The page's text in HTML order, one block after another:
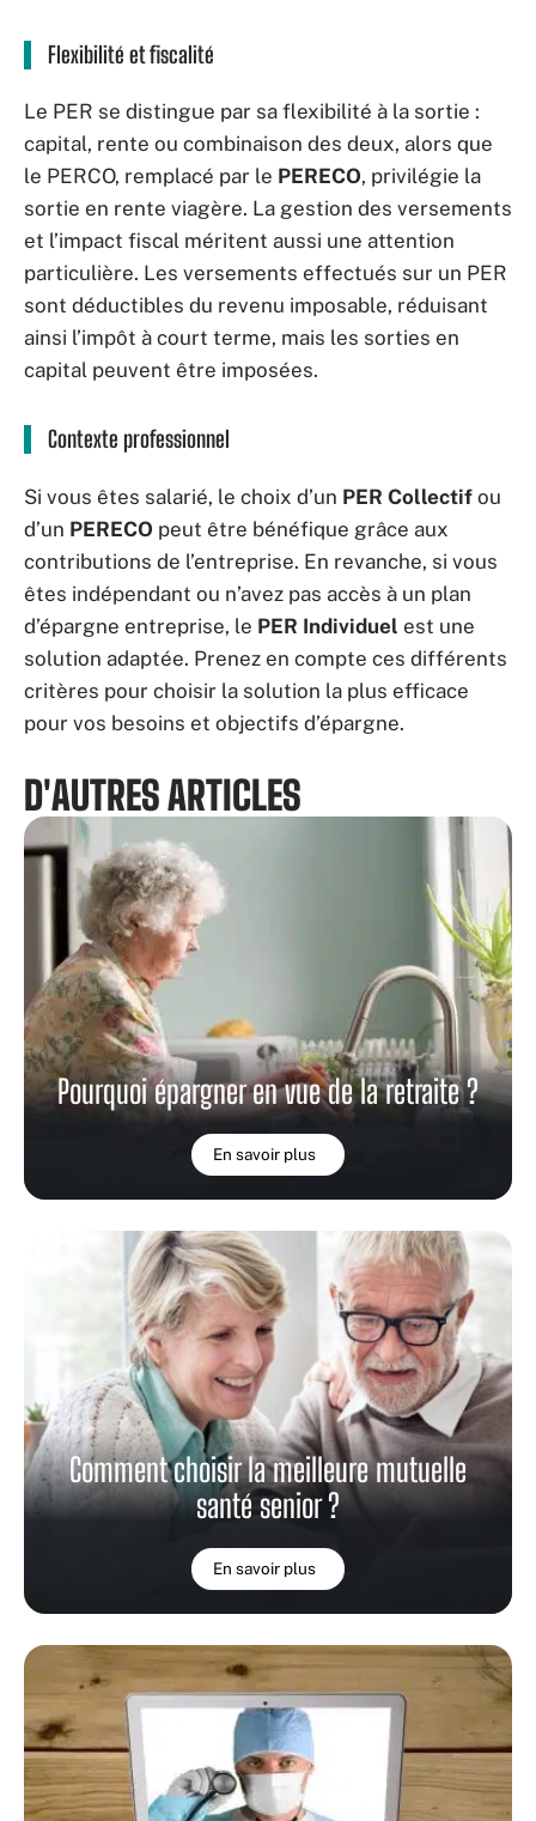
Flexibilité et fiscalité
Le PER se distingue par sa flexibilité à la sortie :
capital, rente ou combinaison des deux, alors que
le PERCO, remplacé par le PERECO, privilégie la
sortie en rente viagère. La gestion des versements
et l’impact fiscal méritent aussi une attention
particulière. Les versements effectués sur un PER
sont déductibles du revenu imposable, réduisant
ainsi l’impôt à court terme, mais les sorties en
capital peuvent être imposées.
Contexte professionnel
Si vous êtes salarié, le choix d’un PER Collectif ou
d’un PERECO peut être bénéfique grâce aux
contributions de l’entreprise. En revanche, si vous
êtes indépendant ou n’avez pas accès à un plan
d’épargne entreprise, le PER Individuel est une
solution adaptée. Prenez en compte ces différents
critères pour choisir la solution la plus efficace
pour vos besoins et objectifs d’épargne.
D'AUTRES ARTICLES
Pourquoi épargner en vue de la retraite ?
En savoir plus
Comment choisir la meilleure mutuelle
santé senior ?
En savoir plus